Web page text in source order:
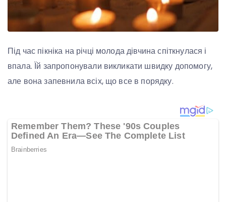
Під час пікніка на річці молода дівчина спіткнулася і
впала. Їй запропонували викликати швидку допомогу,
але вона запевнила всіх, що все в порядку.